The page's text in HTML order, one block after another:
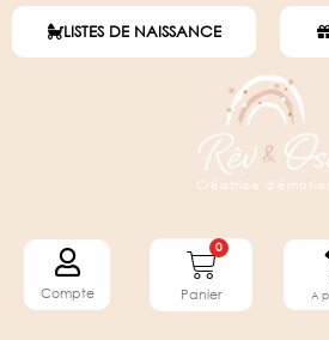
LISTES DE NAISSANCE
Créatrice
Compte
0
Panier A